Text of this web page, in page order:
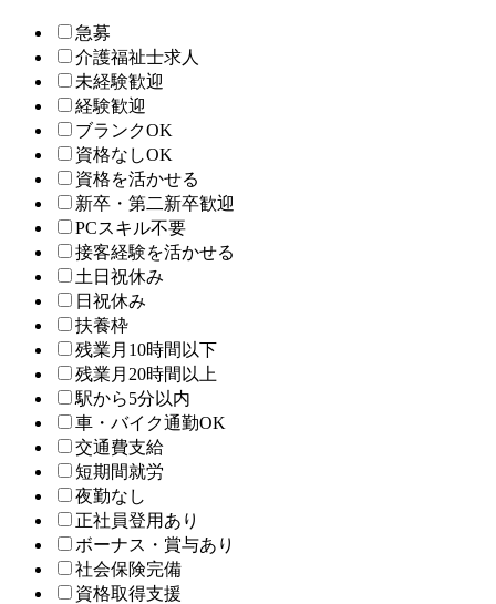
急募
介護福祉士求人
未経験歓迎
経験歓迎
ブランクOK
資格なしOK
資格を活かせる
新卒・第二新卒歓迎
PCスキル不要
接客経験を活かせる
土日祝休み
日祝休み
扶養枠
残業月10時間以下
残業月20時間以上
駅から5分以内
車・バイク通勤OK
交通費支給
短期間就労
夜勤なし
正社員登用あり
ボーナス・賞与あり
社会保険完備
資格取得支援